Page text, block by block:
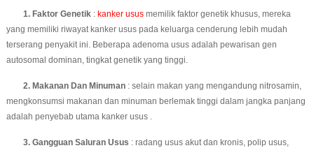
1. Faktor Genetik : kanker ususmemilik faktor genetik khusus, mereka
yang memiliki riwayat kanker usus pada keluarga cenderung lebih mudah
terserang penyakit ini. Beberapa adenoma usus adalah pewarisan gen
autosomal dominan, tingkat genetik yang tinggi.
2. Makanan Dan Minuman: selain makan yang mengandung nitrosamin,
mengkonsumsi makanan dan minuman berlemak tinggi dalam jangka panjang
adalah penyebab utama kanker usus .
3. Gangguan Saluran Usus : radang usus akut dan kronis, polip usus,